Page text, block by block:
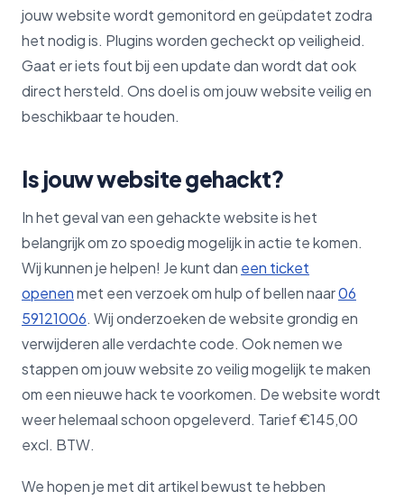
jouw website wordt gemonitord en geüpdatet zodra
het nodig is. Plugins worden gecheckt op veiligheid.
Gaat er iets fout bij een update dan wordt dat ook
direct hersteld. Ons doel is om jouw website veilig en
beschikbaar te houden.
Is jouw website gehackt?
In het geval van een gehackte website is het
belangrijk om zo spoedig mogelijk in actie te komen.
Wij kunnen je helpen! Je kunt dan een ticket
openenmet een verzoek om hulp of bellen naar06
59121006. Wij onderzoeken de website grondig en
verwijderen alle verdachte code. Ook nemen we
stappen om jouw website zo veilig mogelijk te maken
om een nieuwe hack te voorkomen. De website wordt
weer helemaal schoon opgeleverd. Tarief €145,00
excl. BTW.
We hopen je met dit artikel bewust te hebben